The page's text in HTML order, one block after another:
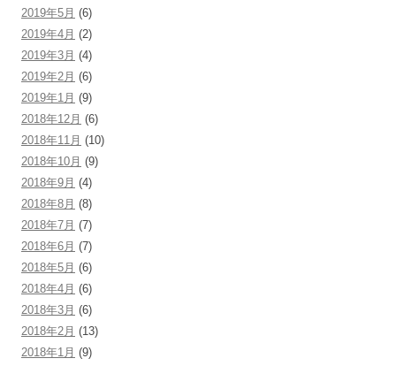
2019年5月 (6)
2019年4月 (2)
2019年3月 (4)
2019年2月 (6)
2019年1月 (9)
2018年12月 (6)
2018年11月 (10)
2018年10月 (9)
2018年9月 (4)
2018年8月 (8)
2018年7月 (7)
2018年6月 (7)
2018年5月 (6)
2018年4月 (6)
2018年3月 (6)
2018年2月 (13)
2018年1月 (9)